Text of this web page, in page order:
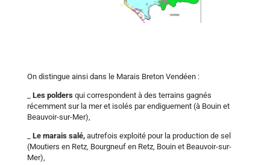
Bourgneuf. Source : Plan d’Aménagement et de
Gestion Durable des ressources en eau et des milieux
On distingue ainsi dans le Marais Breton Vendéen :
Les poldersqui correspondent à des terrains gagnés
récemment sur la mer et isolés par endiguement (à Bouin et
Beauvoir-sur-Mer),
Le marais salé,autrefois exploité pour la production de sel
(Moutiers en Retz, Bourgneuf en Retz, Bouin et Beauvoir-sur-
Mer),